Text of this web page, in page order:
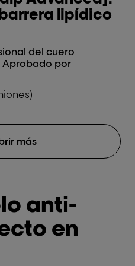
lipídico
del cuero
por
más
anti-
en